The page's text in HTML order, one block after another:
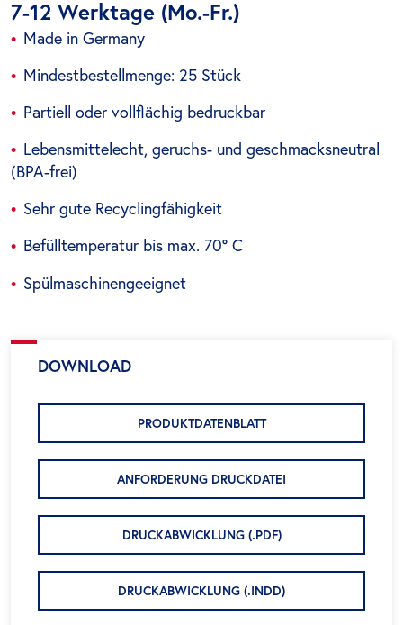
7-12 Werktage (Mo.-Fr.)
Made in Germany
Mindestbestellmenge: 25 Stück
Partiell oder vollflächig bedruckbar
Lebensmittelecht, geruchs- und geschmacksneutral
(BPA-frei)
Sehr gute Recyclingfähigkeit
Befülltemperatur bis max. 70° C
Spülmaschinengeeignet
DOWNLOAD
PRODUKTDATENBLATT
ANFORDERUNG DRUCKDATEI
DRUCKABWICKLUNG (.PDF)
DRUCKABWICKLUNG (.INDD)